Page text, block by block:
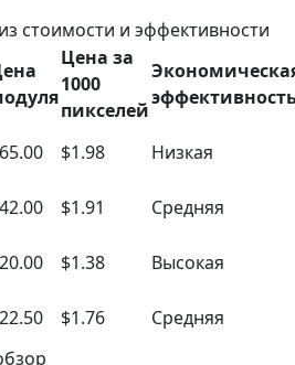
стоимости и эффективности
Цена за
1000
пикселей
$1.98
Низкая
$1.91
Средняя
$1.38
Высокая
$1.76
Средняя